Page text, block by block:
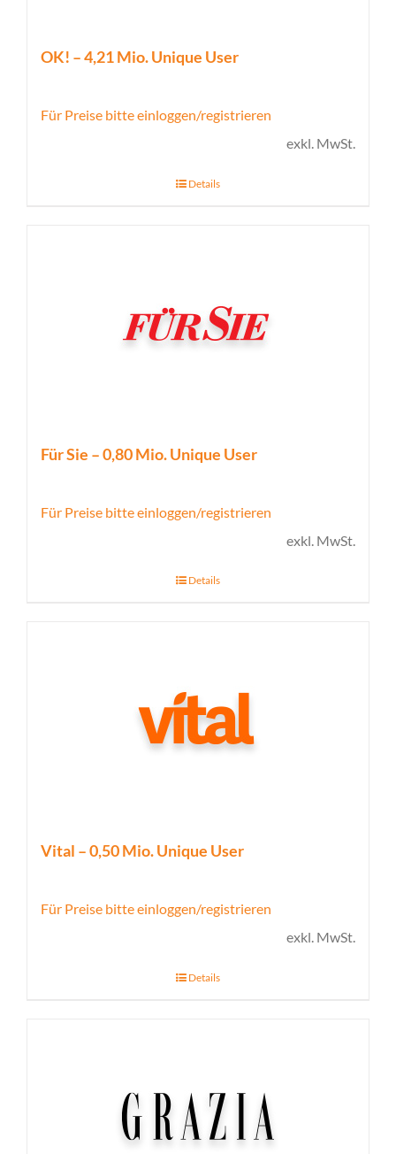
OK! – 4,21 Mio. Unique User
Für Preise bitte einloggen/registrieren
exkl. MwSt.
Details
Für Sie – 0,80 Mio. Unique User
Für Preise bitte einloggen/registrieren
exkl. MwSt.
Details
Vital – 0,50 Mio. Unique User
Für Preise bitte einloggen/registrieren
exkl. MwSt.
Details